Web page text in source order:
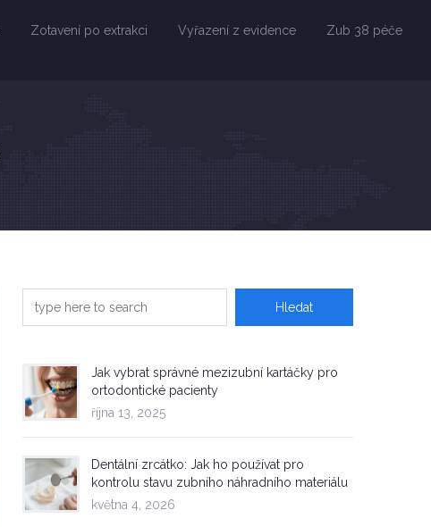
Zotavení po extrakci Vyřazení z evidence Zub 38 péče
Jak vybrat správné mezizubní kartáčky pro
ortodontické pacienty
října 13, 2025
Dentální zrcátko: Jak ho používat pro
kontrolu stavu zubního náhradního materiálu
května 4, 2026